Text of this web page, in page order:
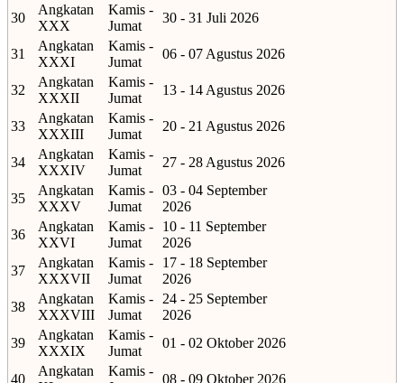
30
Angkatan
XXX
Kamis -
Jumat
30 - 31 Juli 2026
31
Angkatan
XXXI
Kamis -
Jumat
06 - 07 Agustus 2026
32
Angkatan
XXXII
Kamis -
Jumat
13 - 14 Agustus 2026
33
Angkatan
XXXIII
Kamis -
Jumat
20 - 21 Agustus 2026
34
Angkatan
XXXIV
Kamis -
Jumat
27 - 28 Agustus 2026
35
Angkatan
XXXV
Kamis -
Jumat
03 - 04 September
2026
36
Angkatan
XXVI
Kamis -
Jumat
10 - 11 September
2026
37
Angkatan
XXXVII
Kamis -
Jumat
17 - 18 September
2026
38
Angkatan
XXXVIII
Kamis -
Jumat
24 - 25 September
2026
39
Angkatan
XXXIX
Kamis -
Jumat
01 - 02 Oktober 2026
40
Angkatan
Kamis -
08 - 09 Oktober 2026